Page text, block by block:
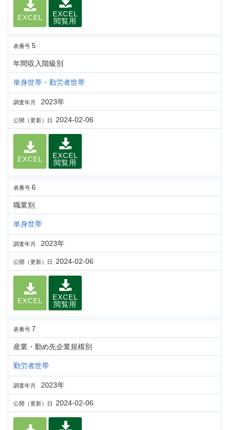
EXCEL
EXCEL
閲覧用
表番号 5
年間収入階級別
単身世帯・勤労者世帯
調査年月 2023年
公開（更新）日 2024-02-06
EXCEL
EXCEL
閲覧用
表番号 6
職業別
単身世帯
調査年月 2023年
公開（更新）日 2024-02-06
EXCEL
EXCEL
閲覧用
表番号 7
産業・勤め先企業規模別
勤労者世帯
調査年月 2023年
公開（更新）日 2024-02-06